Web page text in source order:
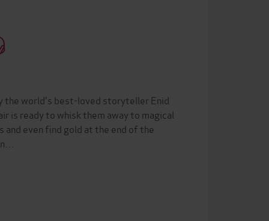
the world's best-loved storyteller Enid
is ready to whisk them away to magical
even find gold at the end of the